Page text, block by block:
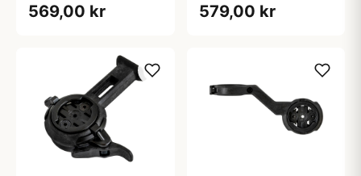
Rose Endurance /
569,00 kr
Cervelo S5 med
579,00 kr